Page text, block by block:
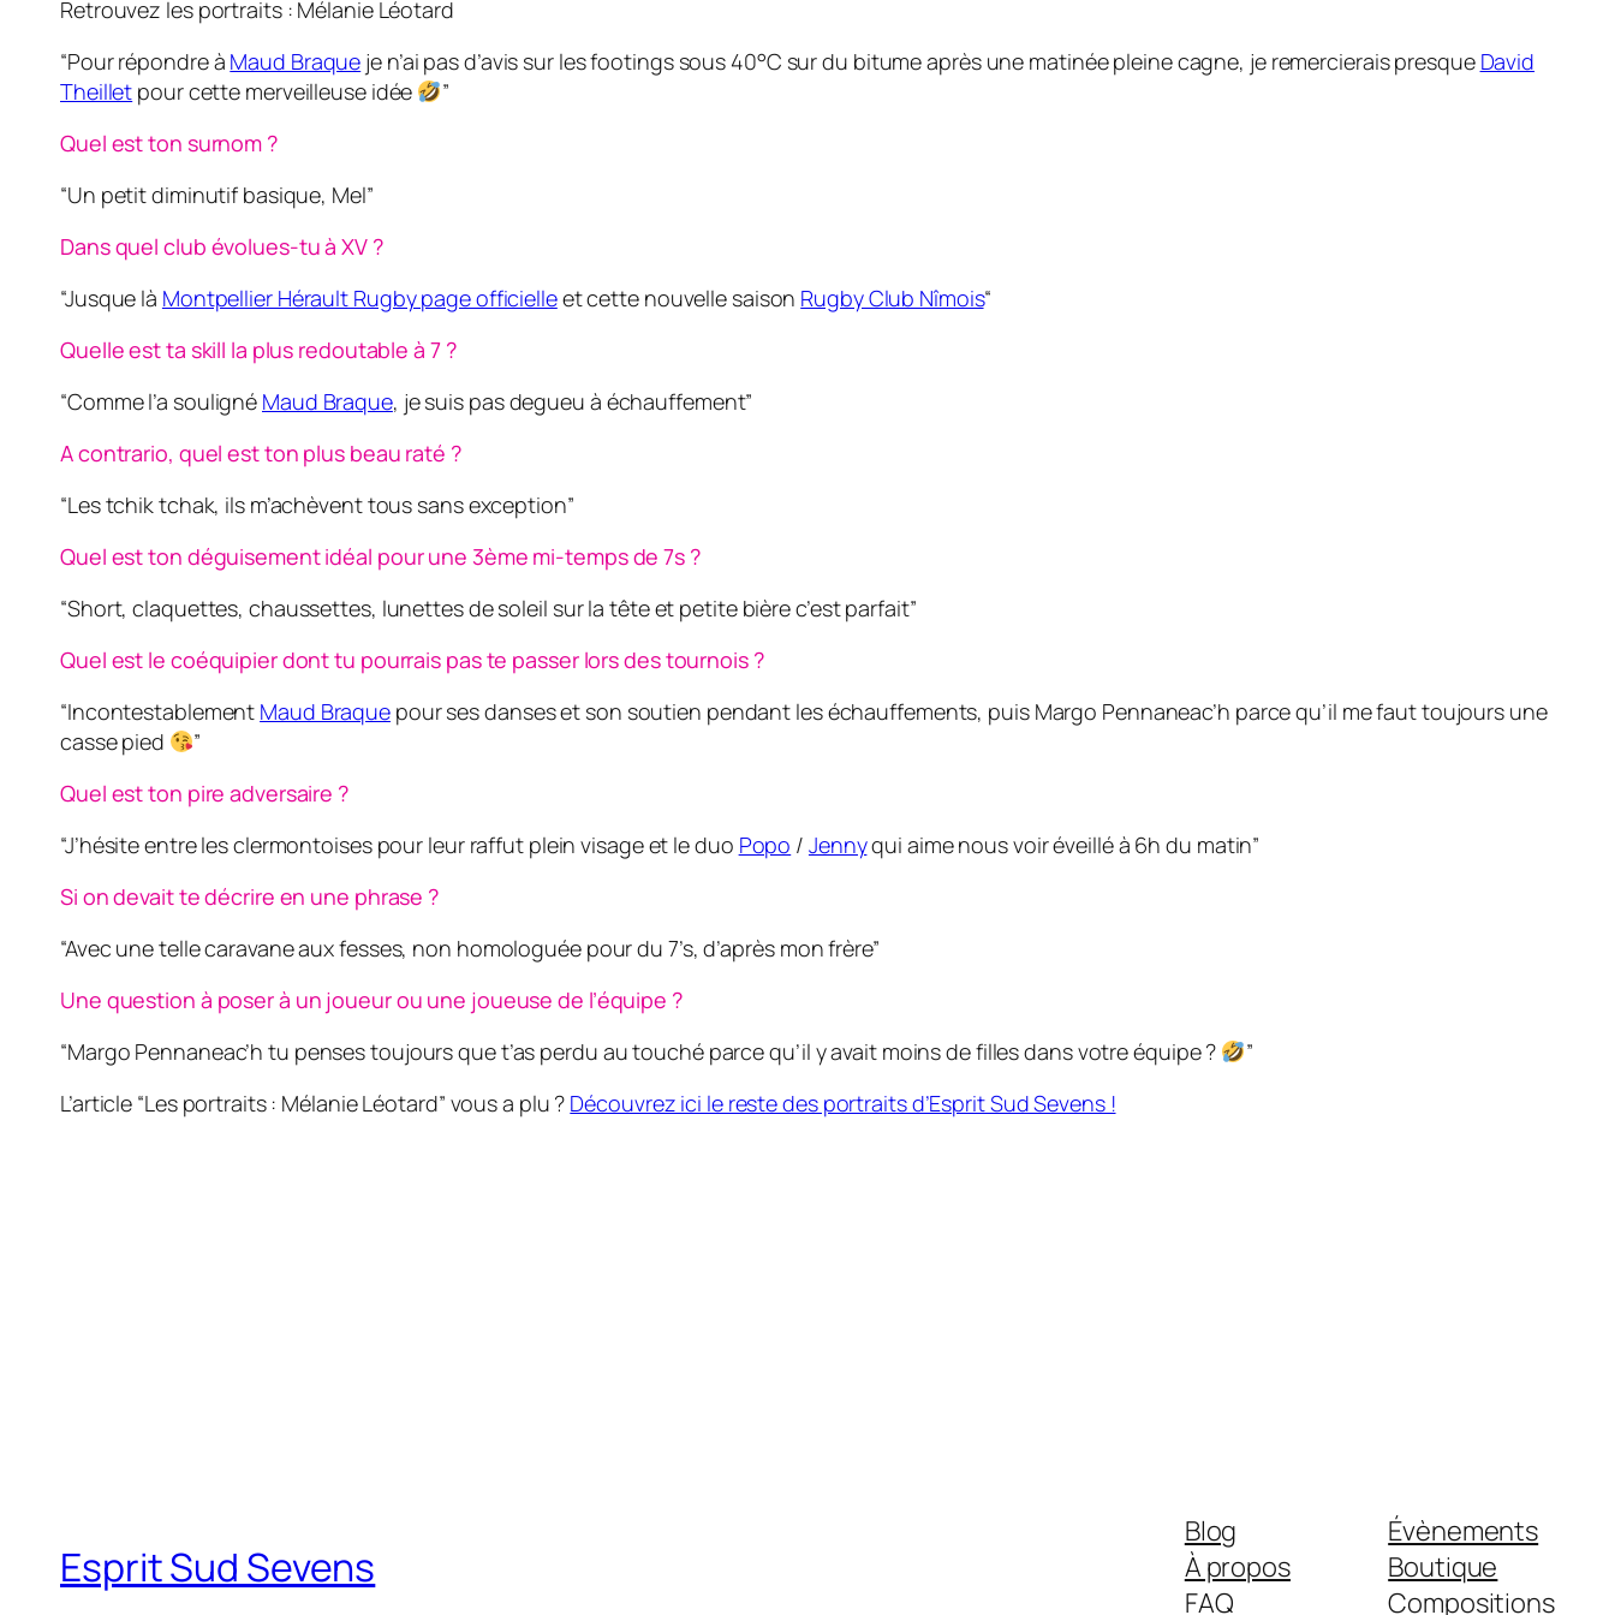
Retrouvez les portraits : Mélanie Léotard
“Pour répondre à Maud Braque je n’ai pas d’avis sur les footings sous 40°C sur du bitume après une matinée pleine cagne, je remercierais presque David
Theillet pour cette merveilleuse idée
”
Quel est ton surnom ?
“Un petit diminutif basique, Mel”
Dans quel club évolues-tu à XV ?
“Jusque là Montpellier Hérault Rugby page officielleet cette nouvelle saison Rugby Club Nîmois“
Quelle est ta skill la plus redoutable à 7 ?
“Comme l’a souligné Maud Braque, je suis pas degueu à échauffement”
A contrario, quel est ton plus beau raté ?
“Les tchik tchak, ils m’achèvent tous sans exception”
Quel est ton déguisement idéal pour une 3ème mi-temps de 7s ?
“Short, claquettes, chaussettes, lunettes de soleil sur la tête et petite bière c’est parfait”
Quel est le coéquipier dont tu pourrais pas te passer lors des tournois ?
“Incontestablement Maud Braque pour ses danses et son soutien pendant les échauffements, puis Margo Pennaneac’h parce qu’il me faut toujours une
casse pied
”
Quel est ton pire adversaire ?
“J’hésite entre les clermontoises pour leur raffut plein visage et le duo Popo / Jennyqui aime nous voir éveillé à 6h du matin”
Si on devait te décrire en une phrase ?
“Avec une telle caravane aux fesses, non homologuée pour du 7’s, d’après mon frère”
Une question à poser à un joueur ou une joueuse de l’équipe ?
“Margo Pennaneac’h tu penses toujours que t’as perdu au touché parce qu’il y avait moins de filles dans votre équipe ?
”
L’article “Les portraits : Mélanie Léotard” vous a plu ? Découvrez ici le reste des portraits d’Esprit Sud Sevens !
Esprit Sud Sevens
Blog
À propos
FAQ
Évènements
Boutique
Compositions